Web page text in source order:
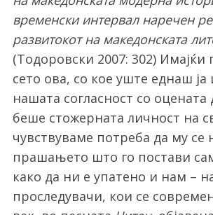
временски интервал наречен
развитокот на македонската
(Тодоровски 2007: 302) Имајќи
сето ова, со кое уште еднаш ја
нашата согласност со оцената
беше стожерната личност на
чувствуваме потреба да му се
прашањето што го постави
како да ни е упатено и нам –
проследувачи, кои се